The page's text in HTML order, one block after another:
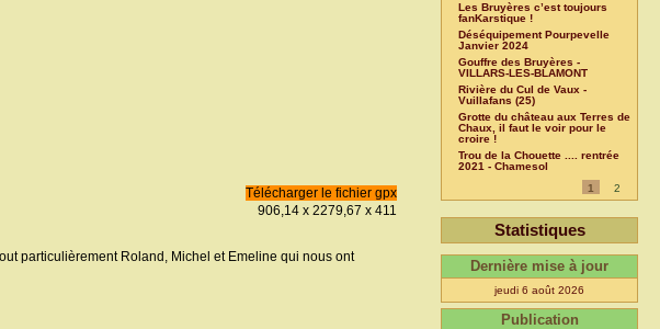
Télécharger le fichier gpx
906,14 x 2279,67 x 411
particulièrement Roland, Michel et Emeline qui nous ont
Les Bruyères c’est toujours
fanKarstique !
Déséquipement Pourpevelle
Janvier 2024
Gouffre des Bruyères -
VILLARS-LES-BLAMONT
Rivière du Cul de Vaux -
Vuillafans (25)
Grotte du château aux Terres de
Chaux, il faut le voir pour le
croire !
Trou de la Chouette .... rentrée
2021 - Chamesol
1
2
Statistiques
Dernière mise à jour
jeudi 6 août 2026
Publication